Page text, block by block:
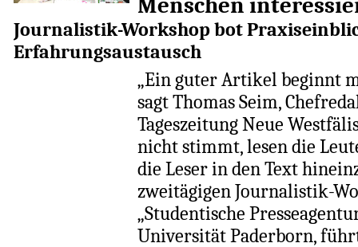
Journalistik-Workshop bot
Erfahrungsaustausch
„Ein guter Artikel beginnt
sagt Thomas Seim,
Tageszeitung Neue
nicht stimmt, lesen die
die Leser in den Text
zweitägigen Journalistik-
„Studentische
Universität Paderborn,